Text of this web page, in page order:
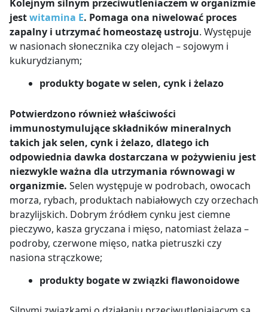
Kolejnym silnym przeciwutleniaczem w organizmie
jestwitamina E. Pomaga ona niwelować proces
zapalny i utrzymać homeostazę ustroju. Występuje
w nasionach słonecznika czy olejach – sojowym i
kukurydzianym;
produkty bogate w selen, cynk i żelazo
Potwierdzono również właściwości
immunostymulujące składników mineralnych
takich jak selen, cynk i żelazo, dlatego ich
odpowiednia dawka dostarczana w pożywieniu jest
niezwykle ważna dla utrzymania równowagi w
organizmie. Selen występuje w podrobach, owocach
morza, rybach, produktach nabiałowych czy orzechach
brazylijskich. Dobrym źródłem cynku jest ciemne
pieczywo, kasza gryczana i mięso, natomiast żelaza –
podroby, czerwone mięso, natka pietruszki czy
nasiona strączkowe;
produkty bogate w związki flawonoidowe